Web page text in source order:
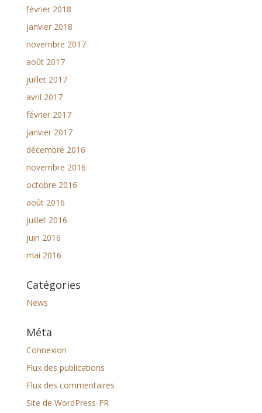
février 2018
janvier 2018
novembre 2017
août 2017
juillet 2017
avril 2017
février 2017
janvier 2017
décembre 2016
novembre 2016
octobre 2016
août 2016
juillet 2016
juin 2016
mai 2016
Catégories
News
Méta
Connexion
Flux des publications
Flux des commentaires
Site de WordPress-FR